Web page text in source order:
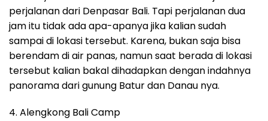
perjalanan dari Denpasar Bali. Tapi perjalanan dua
jam itu tidak ada apa-apanya jika kalian sudah
sampai di lokasi tersebut. Karena, bukan saja bisa
berendam di air panas, namun saat berada di lokasi
tersebut kalian bakal dihadapkan dengan indahnya
panorama dari gunung Batur dan Danau nya.
4. Alengkong Bali Camp